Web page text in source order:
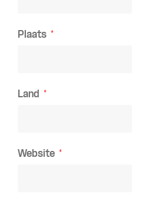
Plaats
Land
Website